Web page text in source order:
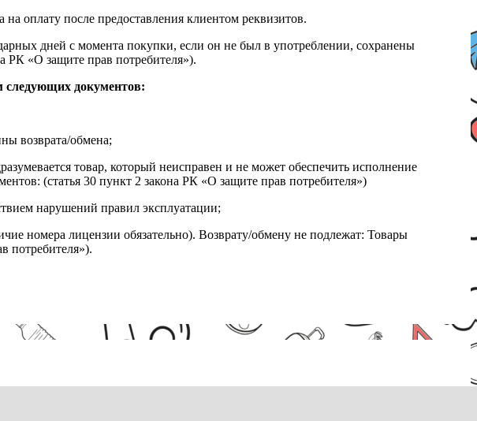
оплату после предоставления клиентом реквизитов.
дней с момента покупки, если он не был в употреблении, сохранены
РК «О защите прав потребителя»).
следующих документов:
возврата/обмена;
товар, который неисправен и не может обеспечить исполнение
(статья 30 пункт 2 закона РК «О защите прав потребителя»)
нарушений правил эксплуатации;
номера лицензии обязательно). Возврату/обмену не подлежат: Товары
потребителя»).